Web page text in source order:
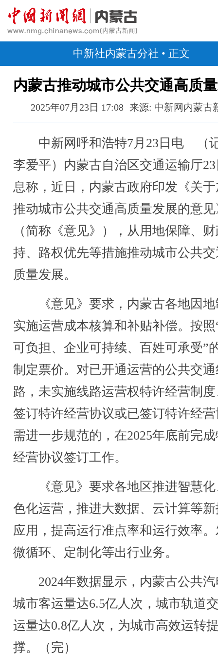
中新社内蒙古分社 • 正文
内蒙古推动城市公共交通高质
2025年07月23日 17:08 来源: 中新网内蒙古
中新网呼和浩特7月23日电
李爱平）内蒙古自治区交通运输厅
息称，近日，内蒙古政府印发《关
推动城市公共交通高质量发展的意
（简称《意见》），从用地保障、
持、路权优先等措施推动城市公共
质量发展。
《意见》要求，内蒙古各地因地
实施运营成本核算和补贴补偿。按照
可负担、企业可持续、百姓可承受”
制定票价。对已开通运营的公共交
路，未实施线路运营权特许经营制
签订特许经营协议或已签订特许经
需进一步规范的，在2025年底前完
经营协议签订工作。
《意见》要求各地区推进智慧化
色化运营，推进大数据、云计算等
应用，提高运行准点率和运行效率
微循环、定制化等出行业务。
2024年数据显示，内蒙古公共汽
城市客运量达6.5亿人次，城市轨道
运量达0.8亿人次，为城市高效运转
撑。（完）